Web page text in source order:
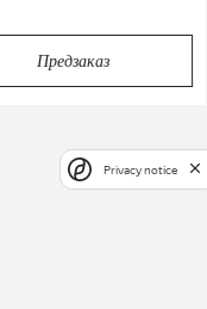
Предзаказ
Privacy notice